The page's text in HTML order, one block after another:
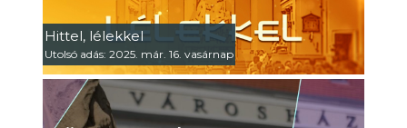
Hittel, lélekkel
Utolsó adás: 2025. már. 16. vasárnap